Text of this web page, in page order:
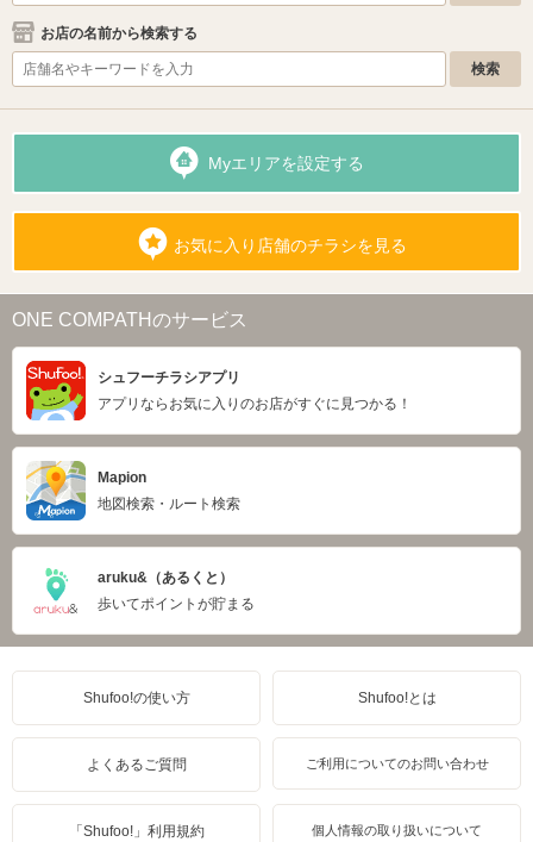
お店の名前から検索する
Myエリアを設定する
お気に入り店舗のチラシを見る
ONE COMPATHのサービス
シュフーチラシアプリ
アプリならお気に入りのお店がすぐに見つかる！
Mapion
地図検索・ルート検索
aruku&（あるくと）
歩いてポイントが貯まる
Shufoo!の使い方 Shufoo!とは
よくあるご質問 ご利用についてのお問い合わせ
「Shufoo!」利用規約 個人情報の取り扱いについて